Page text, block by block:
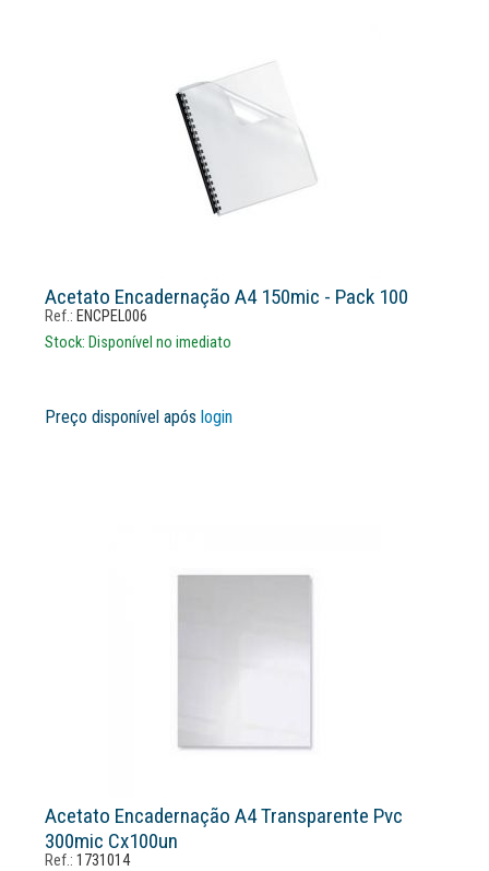
Acetato Encadernação A4 150mic - Pack 100
Ref.: ENCPEL006
Stock: Disponível no imediato
Preço disponível após login
Acetato Encadernação A4 Transparente Pvc
300mic Cx100un
Ref.: 1731014